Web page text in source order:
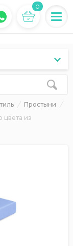
0
Простыни
цвета из